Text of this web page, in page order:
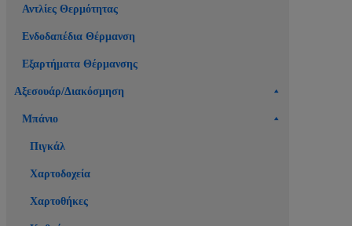
Αντλίες Θερμότητας
Ενδοδαπέδια Θέρμανση
Εξαρτήματα Θέρμανσης
Αξεσουάρ/Διακόσμηση
Μπάνιο
Πιγκάλ
Χαρτοδοχεία
Χαρτοθήκες